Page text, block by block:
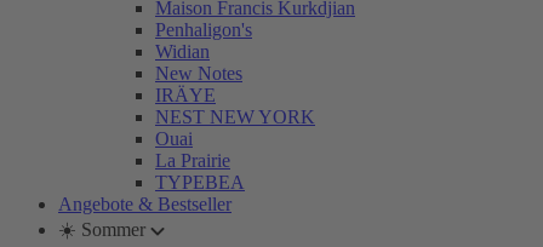
Maison Francis Kurkdjian
Penhaligon's
Widian
New Notes
IRÄYE
NEST NEW YORK
Ouai
La Prairie
TYPEBEA
Angebote & Bestseller
☀️ Sommer